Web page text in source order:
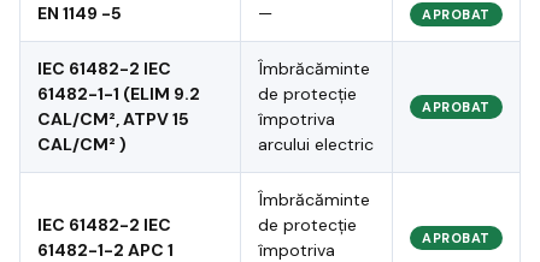
EN 1149 -5 — APROBAT
IEC 61482-2 IEC
61482-1-1 (ELIM 9.2
CAL/CM², ATPV 15
CAL/CM² )
Îmbrăcăminte
de protecție
împotriva
arcului electric
APROBAT
IEC 61482-2 IEC
61482-1-2 APC 1
Îmbrăcăminte
de protecție
împotriva
APROBAT